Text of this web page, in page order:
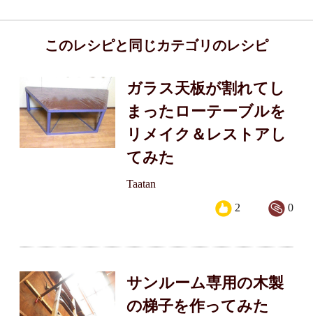
このレシピと同じカテゴリのレシピ
ガラス天板が割れてし
まったローテーブルを
リメイク＆レストアし
てみた
Taatan
0
2
サンルーム専用の木製
の梯子を作ってみた